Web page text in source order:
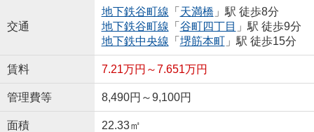
交通
地下鉄谷町線 「 天満橋 」駅 徒歩8分
地下鉄谷町線 「 谷町四丁目 」駅 徒歩9分
地下鉄中央線 「 堺筋本町」駅 徒歩15分
賃料 7.21万円～7.651万円
管理費等 8,490円～9,100円
面積 22.33㎡